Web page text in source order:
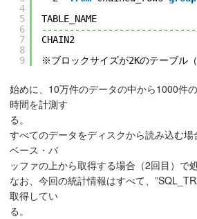
4
5
6
7
8
9
CHAIN2
※ブロックサイズが2Kのテーブル
始めに、10万件のデータの中から1000件
時間を計測す
る。
すべてのデータをディスクから読み込む
ベース・バ
ッファの上から取得する場合（2回目）で
なお、今回の統計情報はすべて、
取得してい
る。